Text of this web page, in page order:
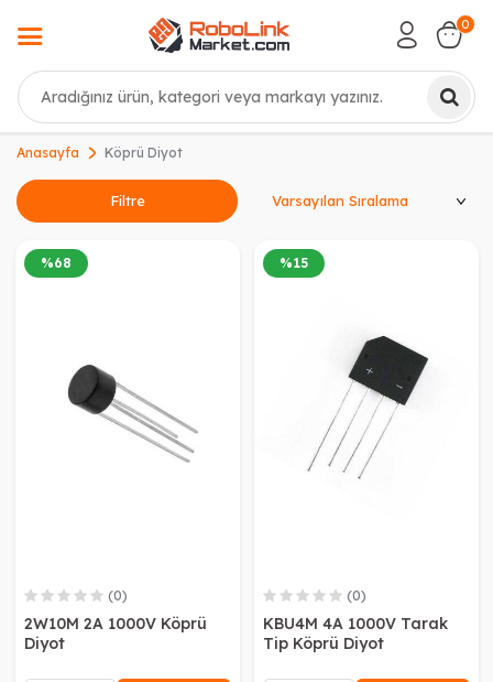
Ara
0
Anasayfa Köprü Diyot
Filtre
%68
(0)
2W10M 2A 1000V Köprü
Diyot
%15
(0)
KBU4M 4A 1000V Tarak
Tip Köprü Diyot